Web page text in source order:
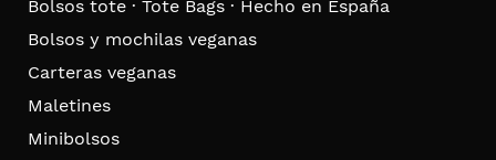
Bolsos tote · Tote Bags · Hecho en España
Bolsos y mochilas veganas
Carteras veganas
Maletines
Minibolsos